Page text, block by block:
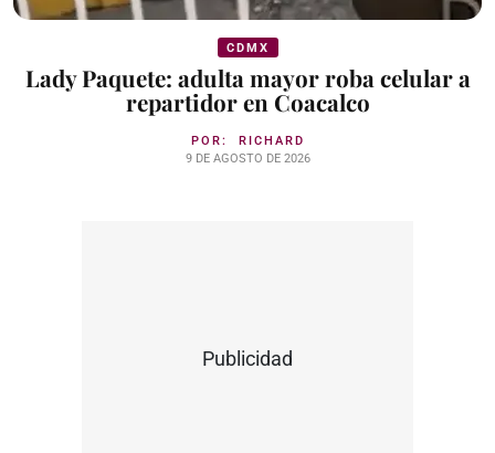
CDMX
Lady Paquete: adulta mayor roba celular a
repartidor en Coacalco
POR: RICHARD
9 DE AGOSTO DE 2026
Publicidad